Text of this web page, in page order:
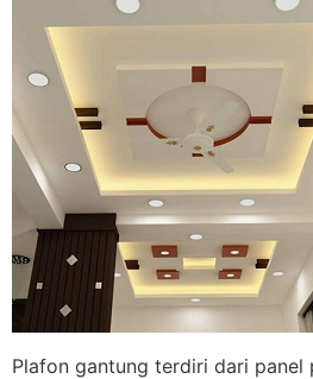
Plafon gantung terdiri dari panel